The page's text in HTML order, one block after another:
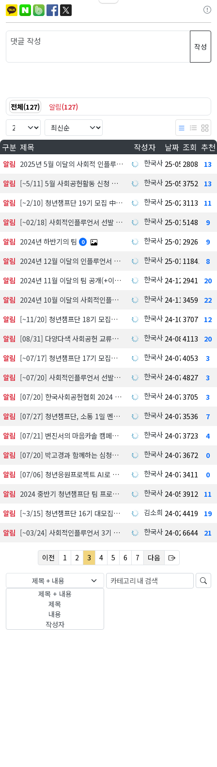
작성
전체(127) 알림(127)
구분 제목 작성자 날짜 조회 추천
알림 2025년 5월 이달의 사회적 인플루언서 선정 발표 한국사회공헌협회
25-05-08
2808
13
알림
[~5/11] 5월 사회공헌활동 신청 접수 한국사회공헌협회
25-05-08
3752
13
알림
[~2/10] 청년챔프단 19기 모집 中 한국사회공헌협회
25-02-04
3113
11
알림
[~02/18] 사회적인플루언서 선발 지원하기 한국사회공헌협회
25-01-21
5148
9
알림 2024년 하반기의 팀 0 한국사회공헌협회
25-01-21
2926
9
알림
2024년 12월 이달의 인플루언서 선정발표 한국사회공헌협회
25-01-21
11841
8
알림
2024년 11월 이달의 팀 공개(+이달의 멘토) 한국사회공헌협회
24-12-13
2941
20
알림
2024년 10월 이달의 사회적인플루언서 선정발표 한국사회공헌협회
24-11-07
3459
22
알림
[~11/20] 청년챔프단 18기 모집 한국사회공헌협회
24-10-21
3707
12
알림
[08/31] 다양다색 사회공헌 교류회 한국사회공헌협회
24-08-21
4113
20
알림
[~07/17] 청년챔프단 17기 모집 한국사회공헌협회
24-07-01
4053
3
알림
[~07/20] 사회적인플루언서 선발모집 한국사회공헌협회
24-07-01
4827
3
알림
[07/20] 한국사회공헌협회 2024 중반기 정기 이사회 한국사회공헌협회
24-07-01
3705
3
알림
[07/27] 청년챔프단, 소통 1일 멘토 한국사회공헌협회
24-07-01
3536
7
알림
[07/21] 변진서의 마음카솔 캠페인 한국사회공헌협회
24-07-01
3723
4
알림
[07/20] 박고경과 함께하는 심청이캠페인 한국사회공헌협회
24-07-01
3672
0
알림
[07/06] 청년응원프로젝트 AI로 면접 프리패스 온라인 포토폴리오 이력서 만들기 한국사회공헌협회
24-07-01
3411
0
알림
2024 중반기 청년챔프단 팀 프로젝트 배치현황(청년멘토, 사회멘토 포함) 한국사회공헌협회
24-05-07
3912
11
알림
[~3/15] 청년챔프단 16기 대모집 김소희 24-02-29
4419
19
알림
[~03/24] 사회적인플루언서 3기 선발 한국사회공헌협회
24-02-28
6644 21
이전 1 2 3 4 5 6 7 다음
제목 + 내용
제목 + 내용
제목
내용
작성자